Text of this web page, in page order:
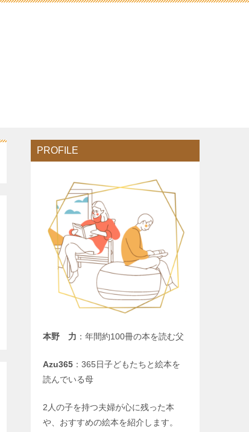
PROFILE
本野 力 ：年間約100冊の本を読む父
Azu365 ：365日子どもたちと絵本を
読んでいる母
2人の子を持つ夫婦が心に残った本
や、おすすめの絵本を紹介します。